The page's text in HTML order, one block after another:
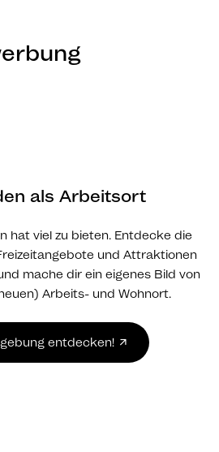
als Arbeitsort
hat viel zu bieten. Entdecke die
und Attraktionen
mache dir ein eigenes Bild von
Arbeits- und Wohnort.
entdecken!